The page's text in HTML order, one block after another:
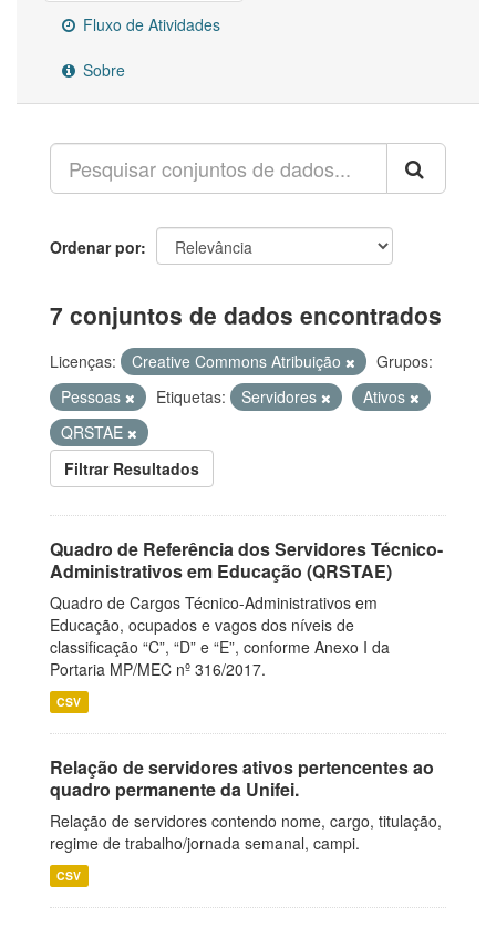
Fluxo de Atividades
Sobre
Ordenar por
7 conjuntos de dados encontrados
Licenças: Creative Commons Atribuição
Grupos:
Pessoas
Etiquetas: Servidores
Ativos
QRSTAE
Filtrar Resultados
Quadro de Referência dos Servidores Técnico-
Administrativos em Educação (QRSTAE)
Quadro de Cargos Técnico-Administrativos em
Educação, ocupados e vagos dos níveis de
classificação “C”, “D” e “E”, conforme Anexo I da
Portaria MP/MEC nº 316/2017.
CSV
Relação de servidores ativos pertencentes ao
quadro permanente da Unifei.
Relação de servidores contendo nome, cargo, titulação,
regime de trabalho/jornada semanal, campi.
CSV